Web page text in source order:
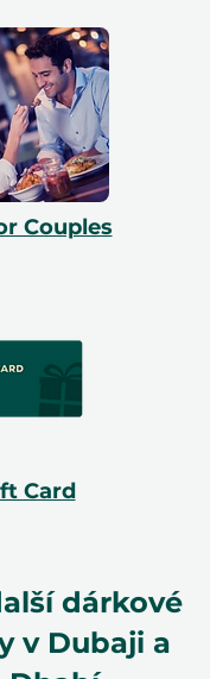
Couples
Card
dárkové
v Dubaji a